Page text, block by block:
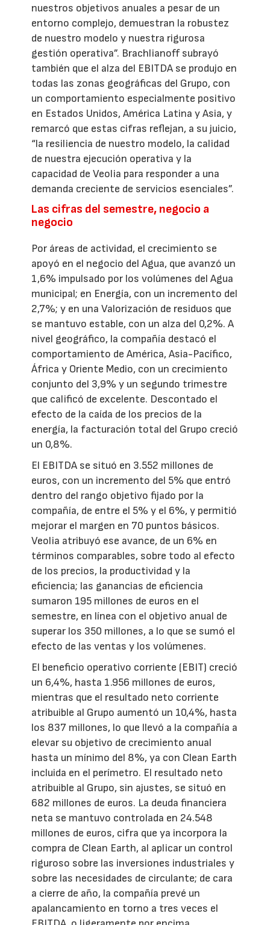
nuestros objetivos anuales a pesar de un
entorno complejo, demuestran la robustez
de nuestro modelo y nuestra rigurosa
gestión operativa”. Brachlianoff subrayó
también que el alza del EBITDA se produjo en
todas las zonas geográficas del Grupo, con
un comportamiento especialmente positivo
en Estados Unidos, América Latina y Asia, y
remarcó que estas cifras reflejan, a su juicio,
“la resiliencia de nuestro modelo, la calidad
de nuestra ejecución operativa y la
capacidad de Veolia para responder a una
demanda creciente de servicios esenciales”.
Las cifras del semestre, negocio a
negocio
Por áreas de actividad, el crecimiento se
apoyó en el negocio del Agua, que avanzó un
1,6% impulsado por los volúmenes del Agua
municipal; en Energía, con un incremento del
2,7%; y en una Valorización de residuos que
se mantuvo estable, con un alza del 0,2%. A
nivel geográfico, la compañía destacó el
comportamiento de América, Asia-Pacífico,
África y Oriente Medio, con un crecimiento
conjunto del 3,9% y un segundo trimestre
que calificó de excelente. Descontado el
efecto de la caída de los precios de la
energía, la facturación total del Grupo creció
un 0,8%.
El EBITDA se situó en 3.552 millones de
euros, con un incremento del 5% que entró
dentro del rango objetivo fijado por la
compañía, de entre el 5% y el 6%, y permitió
mejorar el margen en 70 puntos básicos.
Veolia atribuyó ese avance, de un 6% en
términos comparables, sobre todo al efecto
de los precios, la productividad y la
eficiencia; las ganancias de eficiencia
sumaron 195 millones de euros en el
semestre, en línea con el objetivo anual de
superar los 350 millones, a lo que se sumó el
efecto de las ventas y los volúmenes.
El beneficio operativo corriente (EBIT) creció
un 6,4%, hasta 1.956 millones de euros,
mientras que el resultado neto corriente
atribuible al Grupo aumentó un 10,4%, hasta
los 837 millones, lo que llevó a la compañía a
elevar su objetivo de crecimiento anual
hasta un mínimo del 8%, ya con Clean Earth
incluida en el perímetro. El resultado neto
atribuible al Grupo, sin ajustes, se situó en
682 millones de euros. La deuda financiera
neta se mantuvo controlada en 24.548
millones de euros, cifra que ya incorpora la
compra de Clean Earth, al aplicar un control
riguroso sobre las inversiones industriales y
sobre las necesidades de circulante; de cara
a cierre de año, la compañía prevé un
apalancamiento en torno a tres veces el